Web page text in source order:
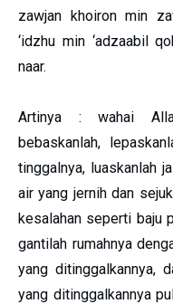
zawjan khoiron min
‘idzhu min ‘adzaabil
naar.
Artinya : wahai
bebaskanlah,
tinggalnya, luaskanlah
air yang jernih dan
kesalahan seperti baju
gantilah rumahnya
yang ditinggalkannya,
yang ditinggalkannya